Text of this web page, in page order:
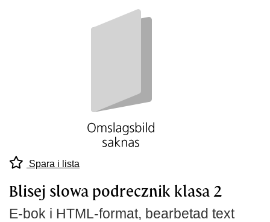
Spara i lista
Blisej slowa podrecznik klasa 2
E-bok i HTML-format, bearbetad text